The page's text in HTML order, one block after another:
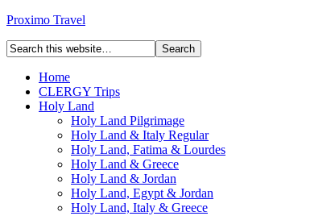
Proximo Travel
Home
CLERGY Trips
Holy Land
Holy Land Pilgrimage
Holy Land & Italy Regular
Holy Land, Fatima & Lourdes
Holy Land & Greece
Holy Land & Jordan
Holy Land, Egypt & Jordan
Holy Land, Italy & Greece